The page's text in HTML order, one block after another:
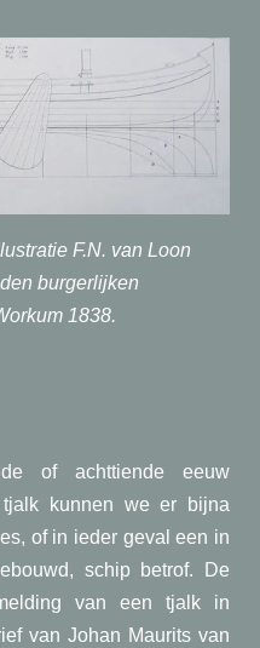
F.N. van Loon
burgerlijken
1838.
of achttiende eeuw
kunnen we er bijna
of in ieder geval een in
schip betrof. De
van een tjalk in
van Johan Maurits van